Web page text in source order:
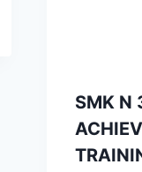
SMK N